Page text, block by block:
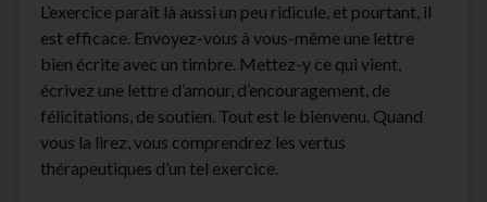
L’exercice paraît là aussi un peu ridicule, et pourtant, il
est efficace. Envoyez-vous à vous-même une lettre
bien écrite avec un timbre. Mettez-y ce qui vient,
écrivez une lettre d’amour, d’encouragement, de
félicitations, de soutien. Tout est le bienvenu. Quand
vous la lirez, vous comprendrez les vertus
thérapeutiques d’un tel exercice.